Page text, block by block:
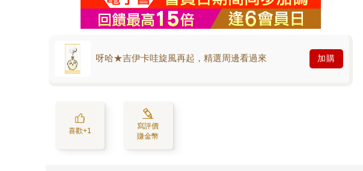
呀哈★吉伊卡哇旋風再起，精選周邊看過來 加購
喜歡+1
寫評價
賺金幣